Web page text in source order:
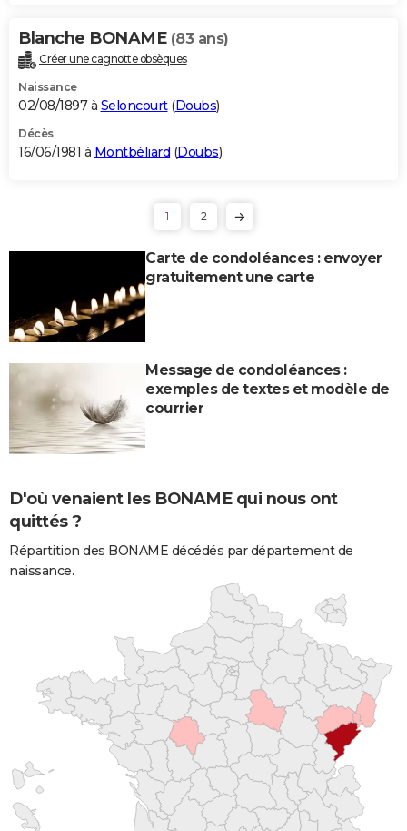
Blanche BONAME (83 ans)
Créer une cagnotte obsèques
Naissance
02/08/1897 à Seloncourt(Doubs)
Décès
16/06/1981 à Montbéliard (Doubs)
1 2
Carte de condoléances : envoyer
gratuitement une carte
Message de condoléances :
exemples de textes et modèle de
courrier
D'où venaient les BONAME qui nous ont
quittés ?
Répartition des BONAME décédés par département de
naissance.